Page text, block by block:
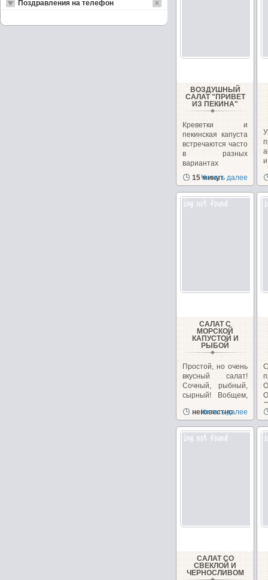
ВОЗДУШНЫЙ
САЛАТ "ПРИВЕТ
ИЗ ПЕКИНА"
Креветки и
пекинская капуста
встречаются часто
в разных
вариантах
рецептов
салатов,...
15 минут
Читать далее
САЛАТ С
МОРСКОЙ
КАПУСТОЙ И
РЫБОЙ
Простой, но очень
вкусный салат!
Сочный, рыбный,
сырный! Вобщем,
удовольствие!...
неизвестно
Читать далее
САЛАТ СО
СВЕКЛОЙ И
ЧЕРНОСЛИВОМ
Поздравления на телефон